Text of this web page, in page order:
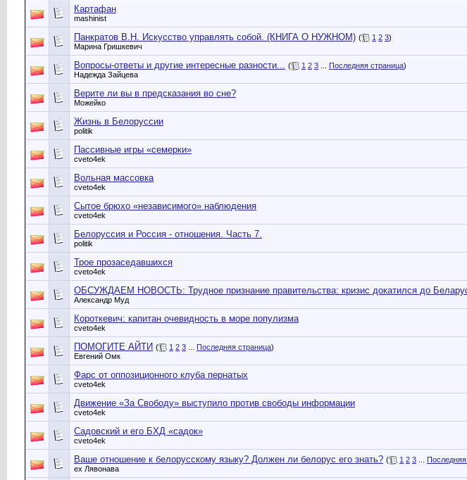
Картафан
mashinist
Панкратов В.Н. Искусство управлять собой. (КНИГА О НУЖНОМ) ( 1 2 3)
Марина Гришкевич
Вопросы-ответы и другие интересные разности... ( 1 2 3 Последняя страница)
Надежда Зайцева
Верите ли вы в предсказания во сне?
Можейко
Жизнь в Белоруссии
politik
Пассивные игры «семерки»
cveto4ek
Вольная массовка
cveto4ek
Сытое брюхо «независимого» наблюдения
cveto4ek
Белоруссия и Россия - отношения. Часть 7.
politik
Трое прозаседавшихся
cveto4ek
ОБСУЖДАЕМ НОВОСТЬ: Трудное признание правительства: кризис докатился до
Александр Муд
Короткевич: капитан очевидность в море популизма
cveto4ek
ПОМОГИТЕ АЙТИ ( 1 2 3 Последняя страница)
Евгений Омк
Фарс от оппозиционного клуба пернатых
cveto4ek
Движение «За Свободу» выступило против свободы информации
cveto4ek
Садовский и его БХД «садок»
cveto4ek
Ваше отношение к белорусскому языку? Должен ли белорус его знать? ( 1 2 3
ex Лявонава